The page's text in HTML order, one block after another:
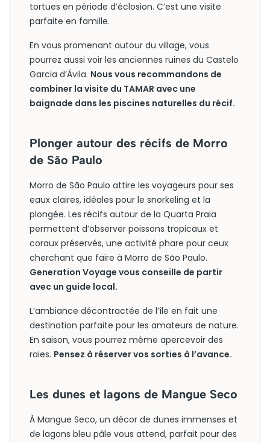
tortues en période d’éclosion. C’est une visite
parfaite en famille.
En vous promenant autour du village, vous
pourrez aussi voir les anciennes ruines du Castelo
Garcia d’Ávila. Nous vous recommandons de
combiner la visite du TAMAR avec une
baignade dans les piscines naturelles du récif.
Plonger autour des récifs de Morro
de São Paulo
Morro de São Paulo attire les voyageurs pour ses
eaux claires, idéales pour le snorkeling et la
plongée. Les récifs autour de la Quarta Praia
permettent d’observer poissons tropicaux et
coraux préservés, une activité phare pour ceux
cherchant que faire à Morro de São Paulo.
Generation Voyage vous conseille de partir
avec un guide local.
L’ambiance décontractée de l’île en fait une
destination parfaite pour les amateurs de nature.
En saison, vous pourrez même apercevoir des
raies. Pensez à réserver vos sorties à l’avance.
Les dunes et lagons de Mangue Seco
À Mangue Seco, un décor de dunes immenses et
de lagons bleu pâle vous attend, parfait pour des